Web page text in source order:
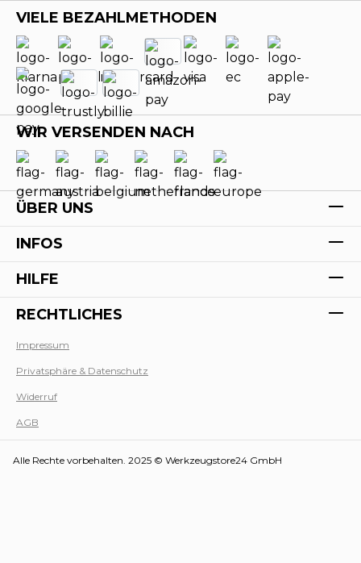
VIELE BEZAHLMETHODEN
WIR VERSENDEN NACH
ÜBER UNS
INFOS
HILFE
RECHTLICHES
Impressum
Privatsphäre & Datenschutz
Widerruf
AGB
Alle Rechte vorbehalten. 2025 © Werkzeugstore24 GmbH